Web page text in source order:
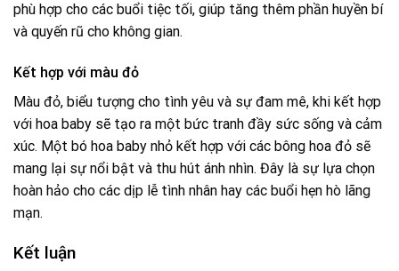
phù hợp cho các buổi tiệc tối, giúp tăng thêm phần huyền bí
và quyến rũ cho không gian.
Kết hợp với màu đỏ
Màu đỏ, biểu tượng cho tình yêu và sự đam mê, khi kết hợp
với hoa baby sẽ tạo ra một bức tranh đầy sức sống và cảm
xúc. Một bó hoa baby nhỏ kết hợp với các bông hoa đỏ sẽ
mang lại sự nổi bật và thu hút ánh nhìn. Đây là sự lựa chọn
hoàn hảo cho các dịp lễ tình nhân hay các buổi hẹn hò lãng
mạn.
Kết luận